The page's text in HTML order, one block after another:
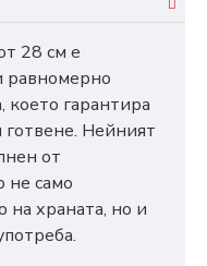
28 см е
равномерно
което гарантира
готвене. Нейният
от
не само
на храната, но и